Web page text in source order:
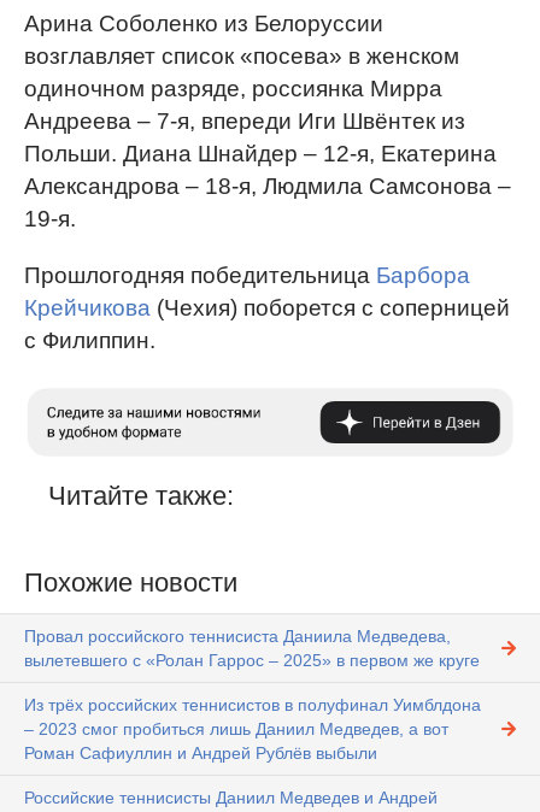
Арина Соболенко из Белоруссии
возглавляет список «посева» в женском
одиночном разряде, россиянка Мирра
Андреева – 7-я, впереди Иги Швёнтек из
Польши. Диана Шнайдер – 12-я, Екатерина
Александрова – 18-я, Людмила Самсонова –
19-я.
Прошлогодняя победительница Барбора
Крейчикова (Чехия) поборется с соперницей
с Филиппин.
Читайте также:
Похожие новости
Провал российского теннисиста Даниила Медведева,
вылетевшего с «Ролан Гаррос – 2025» в первом же круге
Из трёх российских теннисистов в полуфинал Уимблдона
– 2023 смог пробиться лишь Даниил Медведев, а вот
Роман Сафиуллин и Андрей Рублёв выбыли
Российские теннисисты Даниил Медведев и Андрей